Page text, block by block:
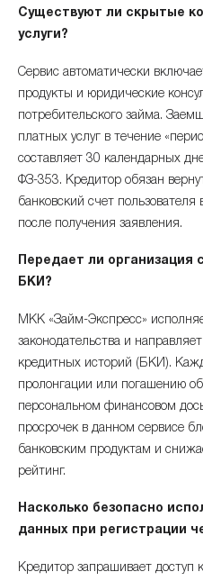
Существуют ли скрытые
услуги?
Сервис автоматически
продукты и юридические
потребительского займа.
платных услуг в течение
составляет 30 календарных
ФЗ-353. Кредитор обязан
банковский счет
после получения заявления.
Передает ли организация
БКИ?
МКК «Займ-Экспресс»
законодательства и
кредитных историй (БКИ).
пролонгации или погашению
персональном финансовом
просрочек в данном сервисе
банковским продуктам и
рейтинг.
Насколько безопасно
данных при регистрации
Кредитор запрашивает доступ